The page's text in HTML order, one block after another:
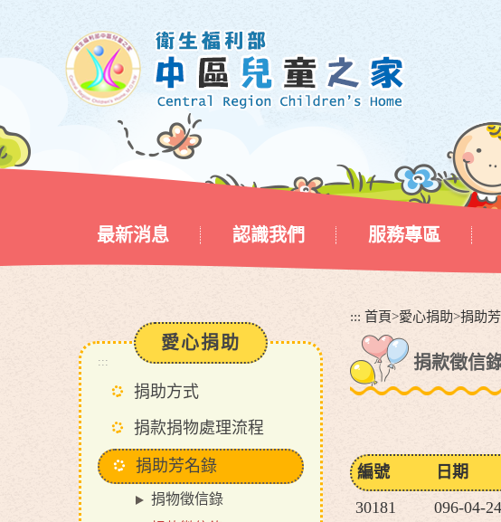
區
塊
最新消息 認識我們 服務專區
:::
愛心捐助
捐助方式
捐款捐物處理流程
捐助芳名錄
捐物徵信錄
::: 首頁>愛心捐助>捐助
捐款徵信
編號 日期
30181
096-04-24